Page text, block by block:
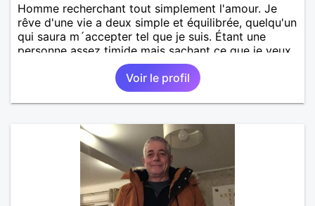
Homme recherchant tout simplement l'amour. Je
rêve d'une vie a deux simple et équilibrée, quelqu'un
qui saura m´accepter tel que je suis. Étant une
personne assez timide mais sachant ce que je veux,
j'aimerai bien trouver quelqu'un de complémentaire
avec qui le dialogue sera une source inépuisable de
bien être de de complicité.
Voir le profil